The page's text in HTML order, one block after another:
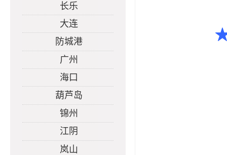
长乐
大连
防城港
广州
海口
葫芦岛
锦州
江阴
岚山